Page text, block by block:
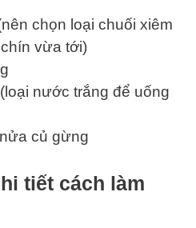
chọn loại chuối xiêm
vừa tới)
nước trắng để uống
củ gừng
tiết cách làm